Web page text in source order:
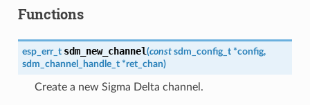
Functions
esp_err_t sdm_new_channel(const sdm_config_t *config,
sdm_channel_handle_t *ret_chan)
Create a new Sigma Delta channel.